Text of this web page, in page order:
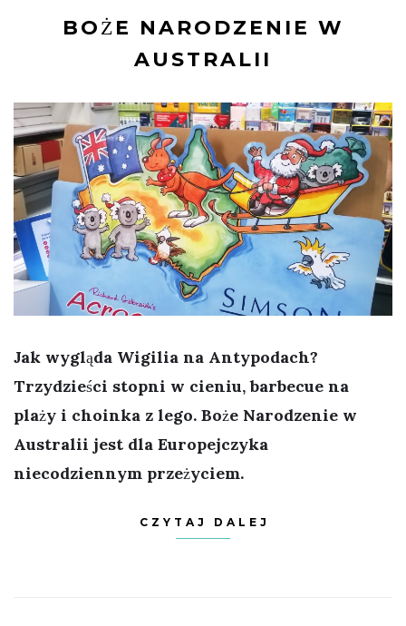
BOŻE NARODZENIE W
AUSTRALII
Jak wygląda Wigilia na Antypodach?
Trzydzieści stopni w cieniu, barbecue na
plaży i choinka z lego. Boże Narodzenie w
Australii jest dla Europejczyka
niecodziennym przeżyciem.
CZYTAJ DALEJ